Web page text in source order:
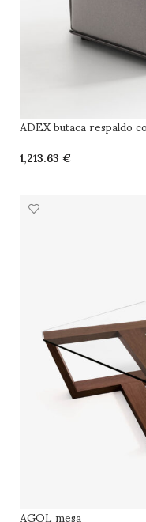
ADEX butaca respaldo
€